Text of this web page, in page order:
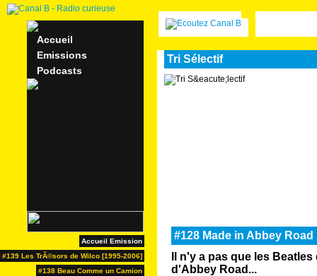
Accueil
Emissions
Podcasts
Accueil Emission
#139 Les TrÃ©sors de Wilco [1995-2006]
#138 Beau Comme un Camion
Tri Sélectif
#128 Made in Abbey Road
Il n'y a pas que les
d'Abbey Road...